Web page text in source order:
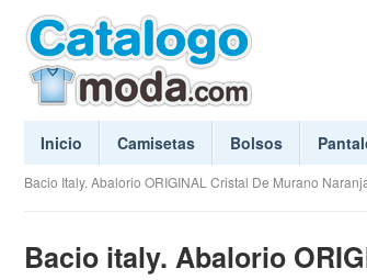
Inicio Camisetas Bolsos
Bacio Italy. Abalorio ORIGINAL Cristal De Murano
Bacio italy. Abalorio